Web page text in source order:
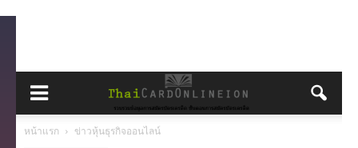
หน้าแรก ข่าวหุ้นธุรกิจออนไลน์